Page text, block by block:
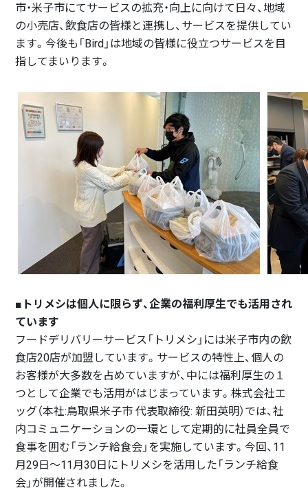
市・米子市にてサービスの拡充・向上に向けて日々、地域
の小売店、飲食店の皆様と連携し、サービスを提供してい
ます。今後も「Bird」は地域の皆様に役立つサービスを目
指してまいります。
■トリメシは個人に限らず、企業の福利厚生でも活用され
ています
フードデリバリーサービス「トリメシ」には米子市内の飲
食店20店が加盟しています。サービスの特性上、個人の
お客様が大多数を占めていますが、中には福利厚生の１
つとして企業でも活用がはじまっています。株式会社エ
ッグ（本社:鳥取県米子市 代表取締役: 新田英明）では、社
内コミュニケーションの一環として定期的に社員全員で
食事を囲む「ランチ給食会」を実施しています。今回、11
月29日～11月30日にトリメシを活用した「ランチ給食
会」が開催されました。